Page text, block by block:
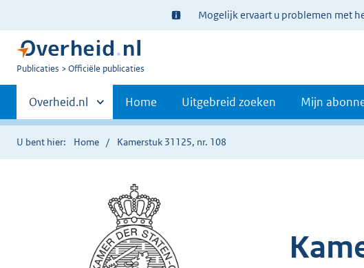
Ter
informatie:
Mogelijk ervaart u problemen met
U
Publicaties Officiële publicaties
Primaire
navigatie
Andere
sites
binnen
Overheid.nl Home Uitgebreid zoeken Mijn
U bent hier: Home Kamerstuk 31125, nr. 108